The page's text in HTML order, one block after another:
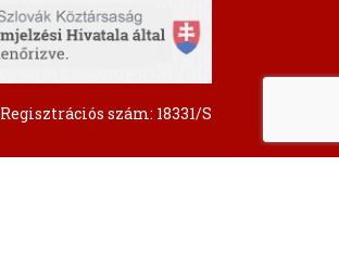
Regisztrációs szám: 18331/S